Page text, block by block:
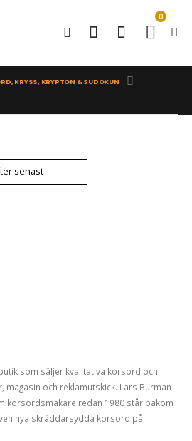
0
KRYSS, KRYPTON & SUDOKUN
som säljer kvalitativa korsord och
magasin och reklamutskick. Lars Burman
korsordsmakare redan 1980 står bakom
nya skräddarsydda korsord på